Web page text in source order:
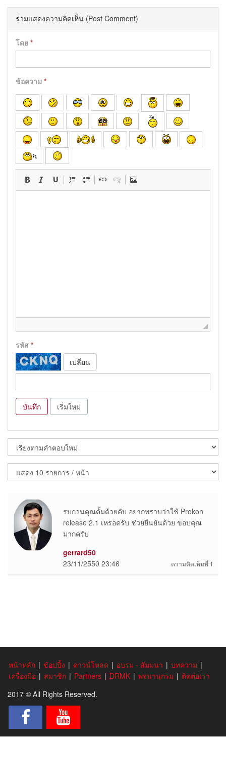
ร่วมแสดงความคิดเห็น (Post Comment)
โดย *
ข้อความ *
รหัส *
เปลี่ยน
บันทึก เริ่มใหม่
รบกวนคุณตั้มด้วยคับ อยากทราบว่าใช้ Prokon
release 2.1 เหรอครับ ช่วยยืนยันด้วย ขอบคุณ
มากครับ
gerrard50
ความคิดเห็นที่ 1
23/11/2550 23:46
หน้าหลัก | ช้อปปิ้ง | ดาวน์โหลด | อบรม - สัมมนา | บทความ |
เครื่องมือ | สมาชิก | Partners | DRMK | พจนานุกรม | ติดต่อเรา
2017 © All Rights Reserved.